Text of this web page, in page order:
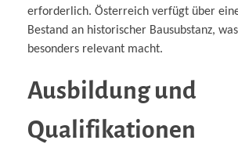
erforderlich. Österreich verfügt über
Bestand an historischer Bausubstanz,
besonders relevant macht.
Ausbildung und
Qualifikationen